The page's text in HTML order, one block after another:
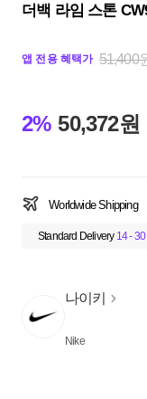
더백 라임 스톤
앱 전용 혜택가 51,400
2% 50,372원
Worldwide Shipping
Standard Delivery 14 - 30
나이키
Nike